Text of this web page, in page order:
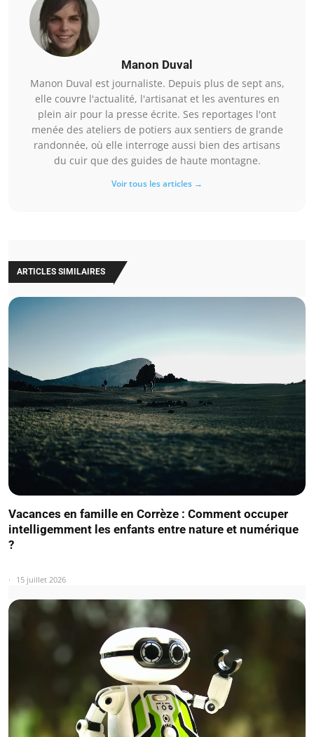
Manon Duval
Manon Duval est journaliste. Depuis plus de sept ans,
elle couvre l'actualité, l'artisanat et les aventures en
plein air pour la presse écrite. Ses reportages l'ont
menée des ateliers de potiers aux sentiers de grande
randonnée, où elle interroge aussi bien des artisans
du cuir que des guides de haute montagne.
Voir tous les articles →
ARTICLES SIMILAIRES
Vacances en famille en Corrèze : Comment occuper
intelligemment les enfants entre nature et numérique
?
15 juillet 2026